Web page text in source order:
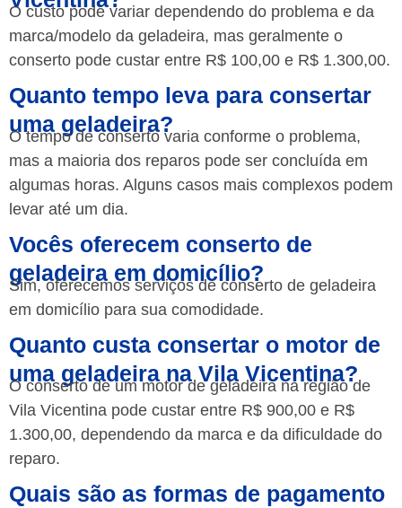
O custo pode variar dependendo do problema e da
marca/modelo da geladeira, mas geralmente o
conserto pode custar entre R$ 100,00 e R$ 1.300,00.
Quanto tempo leva para consertar
uma geladeira?
O tempo de conserto varia conforme o problema,
mas a maioria dos reparos pode ser concluída em
algumas horas. Alguns casos mais complexos podem
levar até um dia.
Vocês oferecem conserto de
geladeira em domicílio?
Sim, oferecemos serviços de conserto de geladeira
em domicílio para sua comodidade.
Quanto custa consertar o motor de
uma geladeira na Vila Vicentina?
O conserto de um motor de geladeira na região de
Vila Vicentina pode custar entre R$ 900,00 e R$
1.300,00, dependendo da marca e da dificuldade do
reparo.
Quais são as formas de pagamento